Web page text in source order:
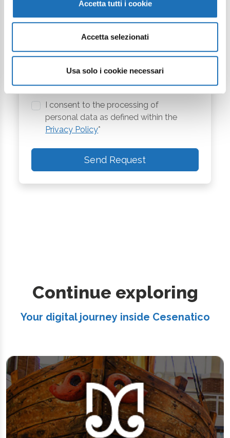
Accetta tutti i cookie
Accetta selezionati
Usa solo i cookie necessari
I want to subscribe to the newsletter*
I consent to the processing of
personal data as defined within the
Privacy Policy*
Send Request
Continue exploring
Your digital journey inside Cesenatico